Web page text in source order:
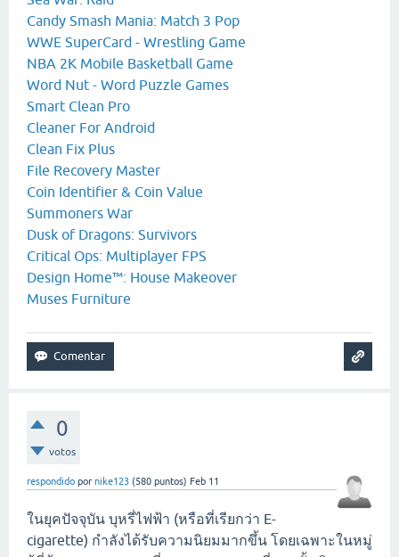
Candy Smash Mania: Match 3 Pop
WWE SuperCard - Wrestling Game
NBA 2K Mobile Basketball Game
Word Nut - Word Puzzle Games
Smart Clean Pro
Cleaner For Android
Clean Fix Plus
File Recovery Master
Coin Identifier & Coin Value
Summoners War
Dusk of Dragons: Survivors
Critical Ops: Multiplayer FPS
Design Home™: House Makeover
Muses Furniture
0
votos
respondido por nike123 (580 puntos) Feb 11
ในยุคปัจจุบัน บุหรี่ไฟฟ้า (หรือที่เรียกว่า E-
cigarette) กำลังได้รับความนิยมมากขึ้น โดยเฉพาะในหมู่